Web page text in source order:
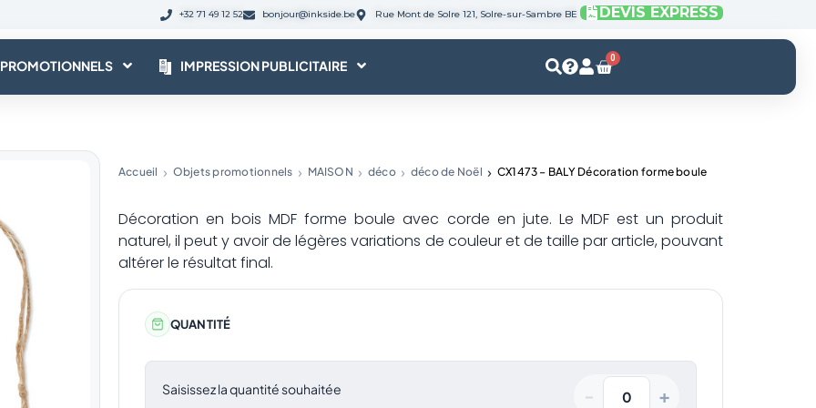
+32 71 49 12 52 bonjour@inkside.be Rue Mont de Solre 121, Solre-sur-Sambre BE DEVIS EXPRESS
IMPRESSION PUBLICITAIRE 0
Panier
Accueil Objets promotionnels MAISON déco déco de Noël CX1473 – BALY Décoration forme boule
Décoration en bois MDF forme boule avec corde en jute. Le MDF est un produit
naturel, il peut y avoir de légères variations de couleur et de taille par article, pouvant
altérer le résultat final.
QUANTITÉ
Saisissez la quantité souhaitée − +